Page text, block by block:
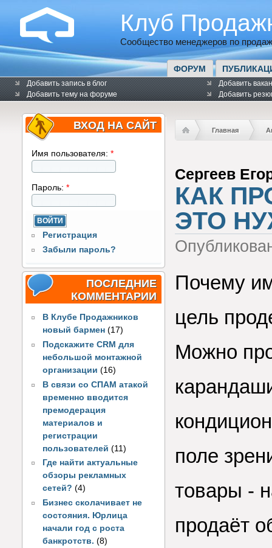
Клуб
Сообщество менеджеров по
ФОРУМ
Добавить запись в блог
Добавить тему на форуме
Добавить
Добавить
ВХОД НА САЙТ
Имя пользователя: *
Пароль: *
Регистрация
Забыли пароль?
ПОСЛЕДНИЕ
КОММЕНТАРИИ
В Клубе Продажников
новый бармен (17)
Подскажите CRM для
небольшой монтажной
организации (16)
В связи со СПАМ атакой
временно вводится
премодерация
материалов и
регистрации
пользователей(11)
Где найти актуальные
обзоры рекламных
сетей? (4)
Бизнес сколачивает не
состояния. Юрлица
начали год с роста
банкротств. (8)
Главная
Сергеев
КАК
ЭТО
Почему
цель
Можно
поле
товары -
продаёт